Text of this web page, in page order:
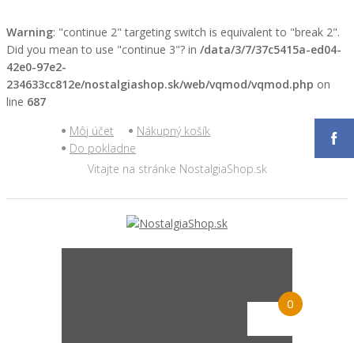
Warning: "continue 2" targeting switch is equivalent to "break 2".
Did you mean to use "continue 3"? in /data/3/7/37c5415a-ed04-
42e0-97e2-
234633cc812e/nostalgiashop.sk/web/vqmod/vqmod.php on
line 687
Môj účet
Nákupný košík
Do pokladne
Vitajte na stránke NostalgiaShop.sk
0